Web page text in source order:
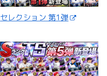
セレクション 第1弾